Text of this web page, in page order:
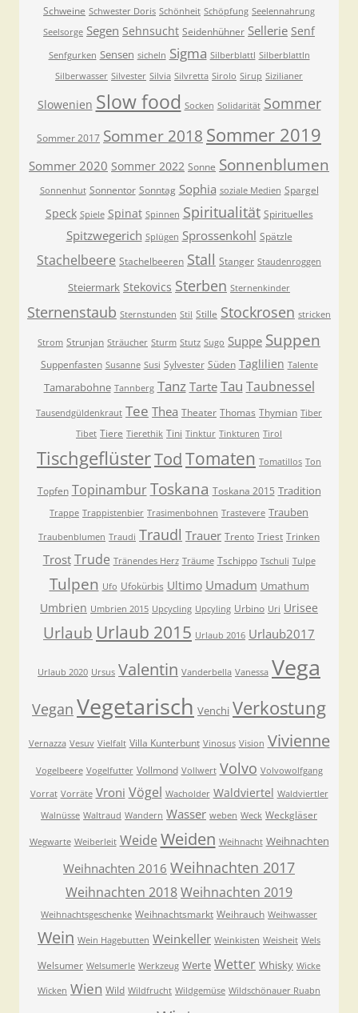
Schweine Schwester Doris Schönheit Schöpfung Seelennahrung
Seelsorge Segen Sehnsucht Seidenhühner Sellerie Senf
Senfgurken Sensen sicheln Sigma Silberblattl Silberblattln
Silberwasser Silvester Silvia Silvretta Sirolo Sirup Sizilianer
Slowenien Slow food Socken Solidarität Sommer
Sommer 2017 Sommer 2018 Sommer 2019
Sommer 2020 Sommer 2022 Sonne Sonnenblumen
Sonnenhut Sonnentor Sonntag Sophia soziale Medien Spargel
Speck Spiele Spinat Spinnen Spiritualität Spirituelles
Spitzwegerich Splügen Sprossenkohl Spätzle
Stachelbeere Stachelbeeren Stall Stanger Staudenroggen
Steiermark Stekovics Sterben Sternenkinder
Sternenstaub Sternstunden Stil Stille Stockrosen stricken
Strom Strunjan Sträucher Sturm Stutz Sugo Suppe Suppen
Suppenfasten Susanne Susi Sylvester Süden Taglilien Talente
Tamarabohne Tannberg Tanz Tarte Tau Taubnessel
Tausendgüldenkraut Tee Thea Theater Thomas Thymian Tiber
Tibet Tiere Tierethik Tini Tinktur Tinkturen Tirol
TischgeflüsterTodTomaten Tomatillos Ton
Topfen Topinambur Toskana Toskana 2015 Tradition
Trappe Trappistenbier Trasimenbohnen Trastevere Trauben
Traubenblumen Traudi Traudl Trauer Trento Triest Trinken
Trost Trude Tränendes Herz Träume Tschippo Tschuli Tulpe
Tulpen Ufo Ufokürbis Ultimo Umadum Umathum
Umbrien Umbrien 2015 Upcycling Upcyling Urbino Uri Urisee
Urlaub Urlaub 2015 Urlaub 2016 Urlaub2017
Urlaub 2020 Ursus Valentin Vanderbella Vanessa Vega
Vegan Vegetarisch Venchi Verkostung
Vernazza Vesuv Vielfalt Villa Kunterbunt Vinosus Vision Vivienne
Vogelbeere Vogelfutter Vollmond Vollwert Volvo Volvowolfgang
Vorrat Vorräte Vroni Vögel Wacholder Waldviertel Waldviertler
Walnüsse Waltraud Wandern Wasser weben Weck Weckgläser
Wegwarte Weiberleit Weide Weiden Weihnacht Weihnachten
Weihnachten 2016 Weihnachten 2017
Weihnachten 2018Weihnachten 2019
Weihnachtsgeschenke Weihnachtsmarkt Weihrauch Weihwasser
Wein Wein Hagebutten Weinkeller Weinkisten Weisheit Wels
Welsumer Welsumerle Werkzeug Werte Wetter Whisky Wicke
Wicken Wien Wild Wildfrucht Wildgemüse Wildschönauer Ruabn